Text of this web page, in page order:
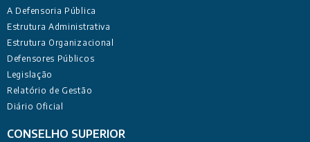
A Defensoria Pública
Estrutura Administrativa
Estrutura Organizacional
Defensores Públicos
Legislação
Relatório de Gestão
Diário Oficial
CONSELHO SUPERIOR